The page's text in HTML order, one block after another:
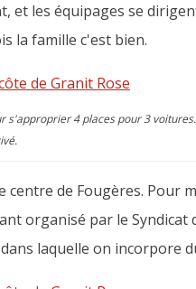
et les équipages se
la famille c'est bien.
4 places pour 3
de Fougères. Pour
organisé par le Syndicat
laquelle on incorpore